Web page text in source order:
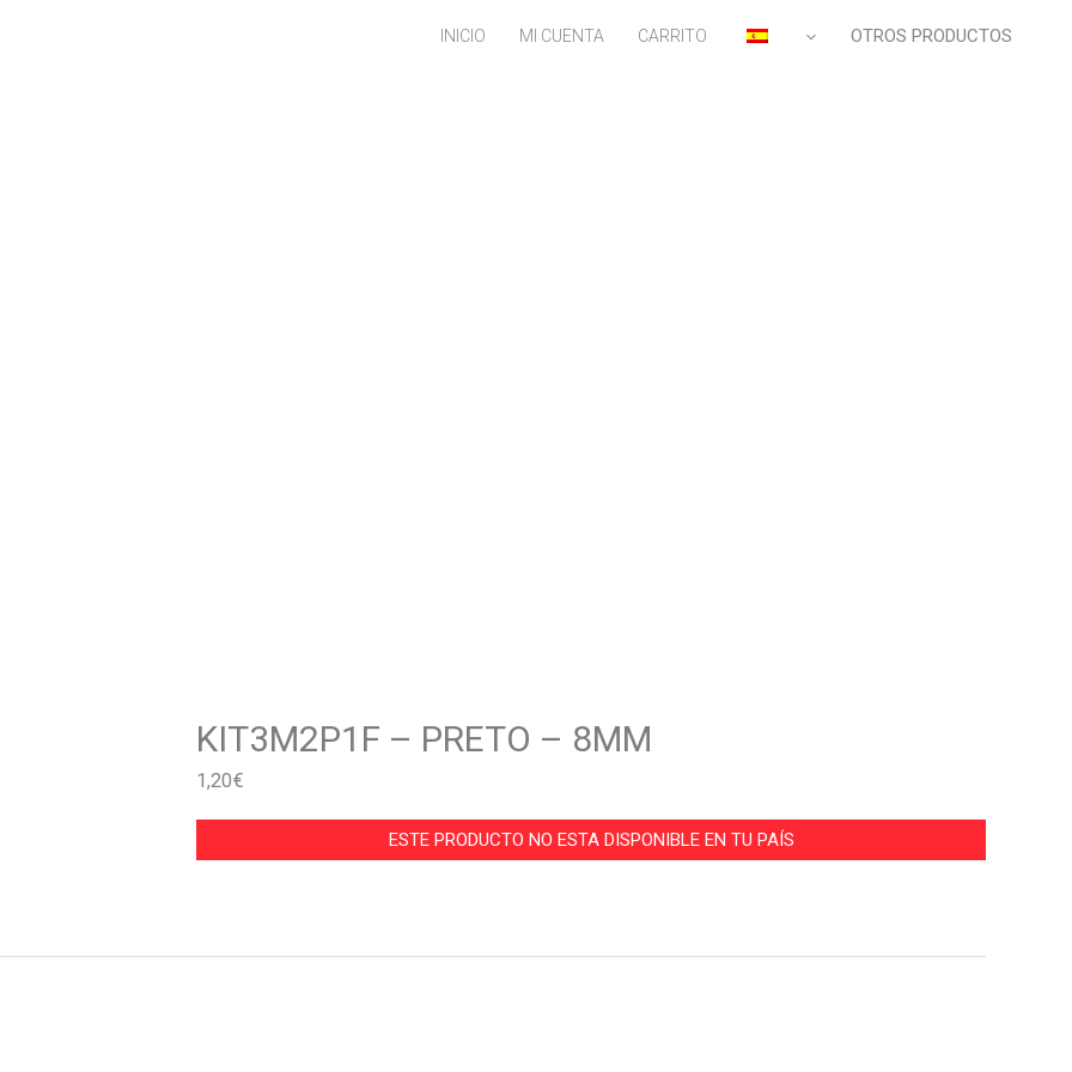
INICIO MI CUENTA CARRITO OTROS PRODUCTOS
KIT3M2P1F – PRETO – 8MM
1,20€
ESTE PRODUCTO NO ESTA DISPONIBLE EN TU PAÍS